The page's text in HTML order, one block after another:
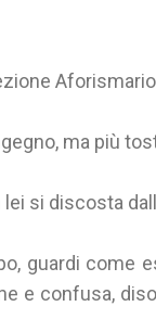
Aforismario
ma più
si discosta
guardi come
e confusa,